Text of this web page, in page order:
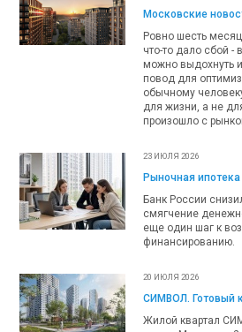
Московские
Ровно шесть
что-то дало сбой -
можно выдохнуть
повод для
обычному
для жизни, а не
произошло с
23 ИЮЛЯ 2026
Рыночная
Банк России
смягчение
еще один шаг к
финансированию.
20 ИЮЛЯ 2026
СИМВОЛ. Готовый
Жилой квартал